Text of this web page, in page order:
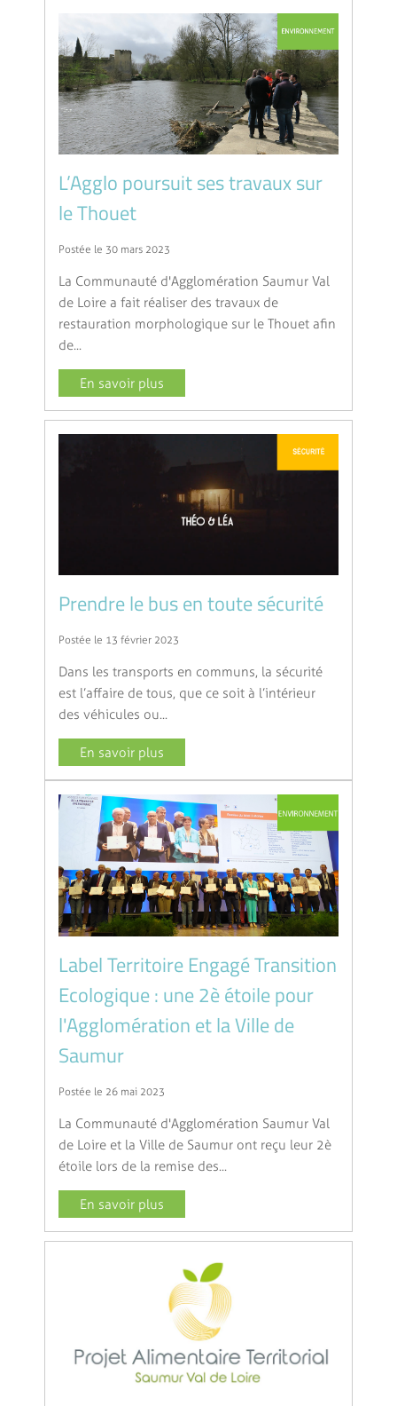
L’Agglo poursuit ses travaux sur
le Thouet
Postée le 30 mars 2023
La Communauté d'Agglomération Saumur Val
de Loire a fait réaliser des travaux de
restauration morphologique sur le Thouet afin
de...
En savoir plus
Prendre le bus en toute sécurité
Postée le 13 février 2023
Dans les transports en communs, la sécurité
est l’affaire de tous, que ce soit à l’intérieur
des véhicules ou...
En savoir plus
Label Territoire Engagé Transition
Ecologique : une 2è étoile pour
l'Agglomération et la Ville de
Saumur
Postée le 26 mai 2023
La Communauté d'Agglomération Saumur Val
de Loire et la Ville de Saumur ont reçu leur 2è
étoile lors de la remise des...
En savoir plus